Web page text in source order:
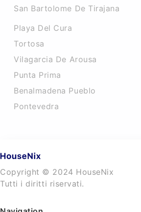
San Bartolome De Tirajana
Playa Del Cura
Tortosa
Vilagarcia De Arousa
Punta Prima
Benalmadena Pueblo
Pontevedra
Copyright © 2024 HouseNix
Tutti i diritti riservati.